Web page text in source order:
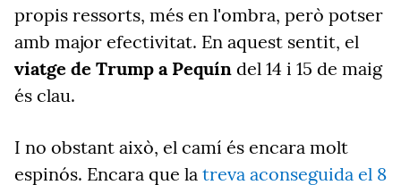
propis ressorts, més en l'ombra, però potser
amb major efectivitat. En aquest sentit, el
viatge de Trump a Pequín del 14 i 15 de maig
és clau.
I no obstant això, el camí és encara molt
espinós. Encara que la treva aconseguida el 8